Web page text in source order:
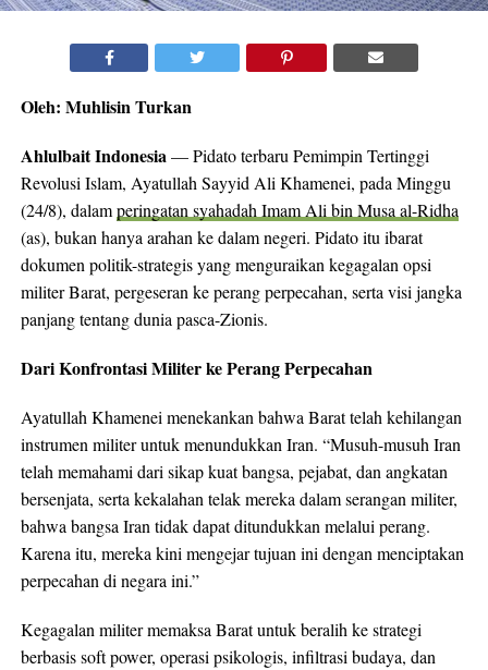
Oleh: Muhlisin Turkan
Ahlulbait Indonesia — Pidato terbaru Pemimpin Tertinggi
Revolusi Islam, Ayatullah Sayyid Ali Khamenei, pada Minggu
(24/8), dalamperingatan syahadah Imam Ali bin Musa al-Ridha
(as), bukan hanya arahan ke dalam negeri. Pidato itu ibarat
dokumen politik-strategis yang menguraikan kegagalan opsi
militer Barat, pergeseran ke perang perpecahan, serta visi jangka
panjang tentang dunia pasca-Zionis.
Dari Konfrontasi Militer ke Perang Perpecahan
Ayatullah Khamenei menekankan bahwa Barat telah kehilangan
instrumen militer untuk menundukkan Iran. “Musuh-musuh Iran
telah memahami dari sikap kuat bangsa, pejabat, dan angkatan
bersenjata, serta kekalahan telak mereka dalam serangan militer,
bahwa bangsa Iran tidak dapat ditundukkan melalui perang.
Karena itu, mereka kini mengejar tujuan ini dengan menciptakan
perpecahan di negara ini.”
Kegagalan militer memaksa Barat untuk beralih ke strategi
berbasis soft power, operasi psikologis, infiltrasi budaya, dan